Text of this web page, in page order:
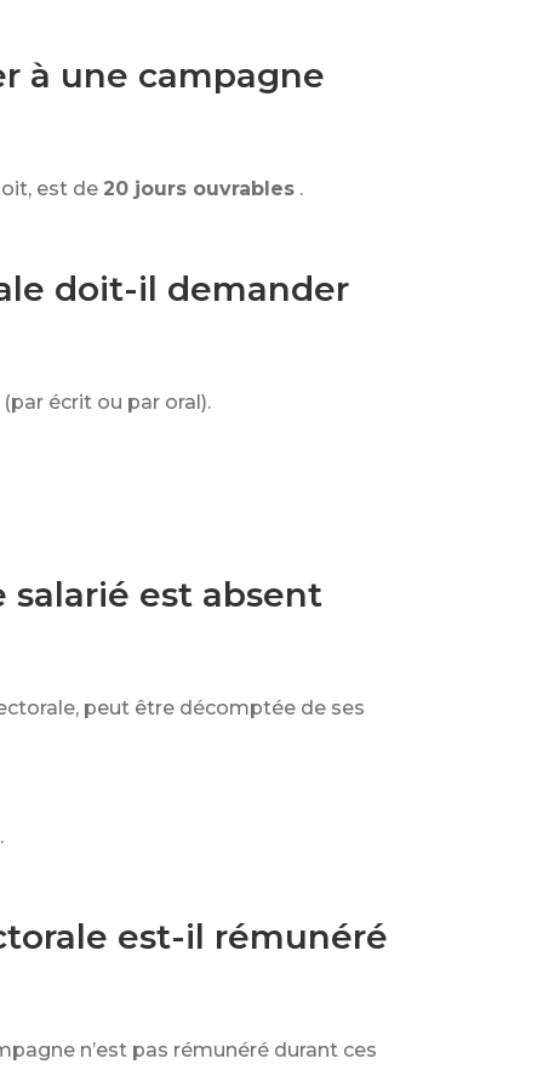
à une campagne
est de 20 jours ouvrables .
doit-il demander
(par écrit ou par oral).
salarié est absent
peut être décomptée de ses
est-il rémunéré
n’est pas rémunéré durant ces